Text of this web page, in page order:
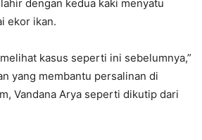
dengan kedua kaki menyatu
ekor ikan.
kasus seperti ini sebelumnya,”
yang membantu persalinan di
Vandana Arya seperti dikutip dari